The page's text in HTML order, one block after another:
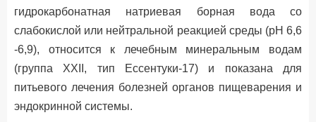
гидрокарбонатная натриевая борная вода со
слабокислой или нейтральной реакцией среды (pH 6,6
-6,9), относится к лечебным минеральным водам
(группа XXII, тип Ессентуки-17) и показана для
питьевого лечения болезней органов пищеварения и
эндокринной системы.